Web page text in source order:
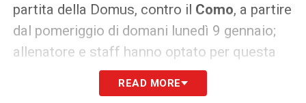
partita della Domus, contro il Como, a partire
dal pomeriggio di domani lunedì 9 gennaio;
allenatore e staff hanno optato per questa
soluzione dopo le fatiche dei primi giorni nei
quali il nuovo tecnico è stato a contatto con
READ MORE